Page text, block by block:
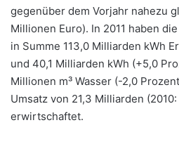
gegenüber dem Vorjahr nahezu
Millionen Euro). In 2011 haben
in Summe 113,0 Milliarden kWh
und 40,1 Milliarden kWh (+5,0
Millionen m³ Wasser (-2,0
Umsatz von 21,3 Milliarden
erwirtschaftet.